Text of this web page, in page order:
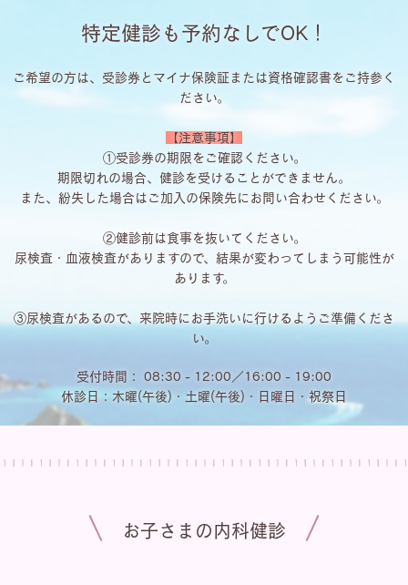
特定健診も予約なしでOK！
ご希望の方は、受診券とマイナ保険証または資格確認書をご持参く
ださい。
【注意事項】
①受診券の期限をご確認ください。
期限切れの場合、健診を受けることができません。
また、紛失した場合はご加入の保険先にお問い合わせください。
②健診前は食事を抜いてください。
尿検査・血液検査がありますので、結果が変わってしまう可能性が
あります。
③尿検査があるので、来院時にお手洗いに行けるようご準備くださ
い。
受付時間： 08:30 - 12:00／16:00 - 19:00
休診日：木曜(午後)・土曜(午後)・日曜日・祝祭日
お子さまの内科健診